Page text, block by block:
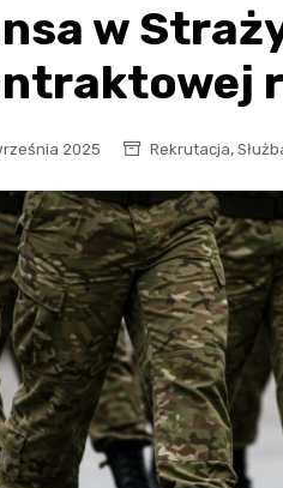
Sport
w
2025 Rekrutacja,